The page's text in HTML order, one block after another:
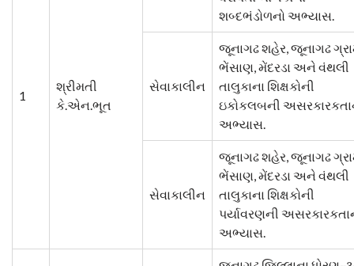
1
શ્રીમતી
કે.એન.ભૂત
શબ્દભંડોળનો અભ્યાસ.
સેવાકાલીન
જૂનાગઢ શહેર, જૂનાગઢ
ભેંસાણ, મેંદરડા અને વંથલી
તાલુકાના શિક્ષકોની
ઇકોકલબની
અભ્યાસ.
સેવાકાલીન
જૂનાગઢ શહેર, જૂનાગઢ
ભેંસાણ, મેંદરડા અને વંથલી
તાલુકાના શિક્ષકોની
પર્યાવરણની
અભ્યાસ.